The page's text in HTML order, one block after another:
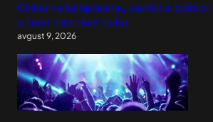
Otišao na kampovanje, završio u bolnici:
u šumi ostao bez sluha
avgust 9, 2026